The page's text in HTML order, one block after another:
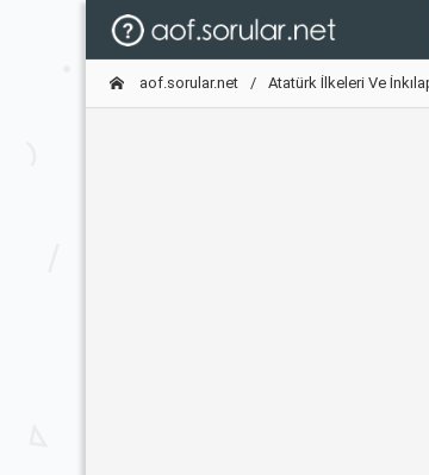
aof.sorular.net Atatürk İlkeleri Ve